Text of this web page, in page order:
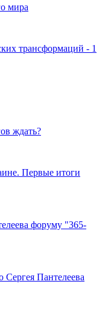
мира
трансформаций - 1
ждать?
Первые итоги
форуму "365-
Сергея Пантелеева